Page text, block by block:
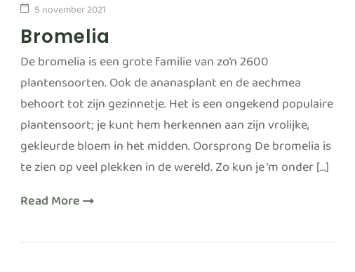
5 november 2021
Bromelia
De bromelia is een grote familie van zo’n 2600
plantensoorten. Ook de ananasplant en de aechmea
behoort tot zijn gezinnetje. Het is een ongekend populaire
plantensoort; je kunt hem herkennen aan zijn vrolijke,
gekleurde bloem in het midden. Oorsprong De bromelia is
te zien op veel plekken in de wereld. Zo kun je ‘m onder […]
Read More